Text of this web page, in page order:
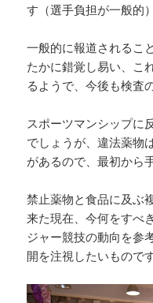
す（選手負担が一般的）
一般的に報道されるこ
たかに錯覚し易い、こ
るようで、今後も検査
スポーツマンシップに
でしょうが、違法薬物
があるので、最初から
禁止薬物と食品に及ぶ
来た現在、今何をすべ
ジャー競技の動向を参
開を注視したいものです